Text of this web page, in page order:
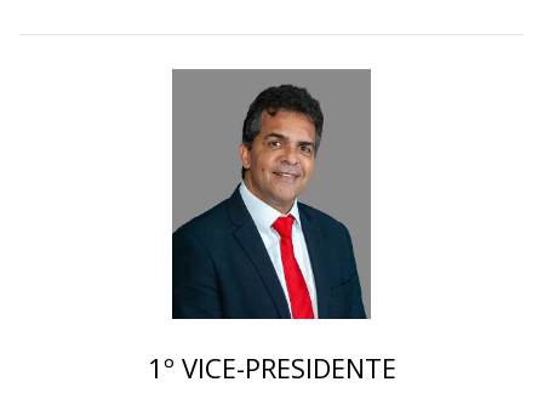
1º VICE-PRESIDENTE